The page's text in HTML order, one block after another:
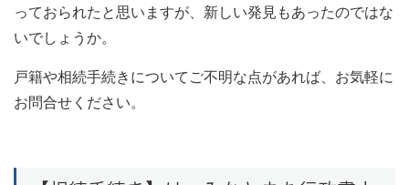
っておられたと思いますが、新しい発見もあったのではな
いでしょうか。
戸籍や相続手続きについてご不明な点があれば、お気軽に
お問合せください。